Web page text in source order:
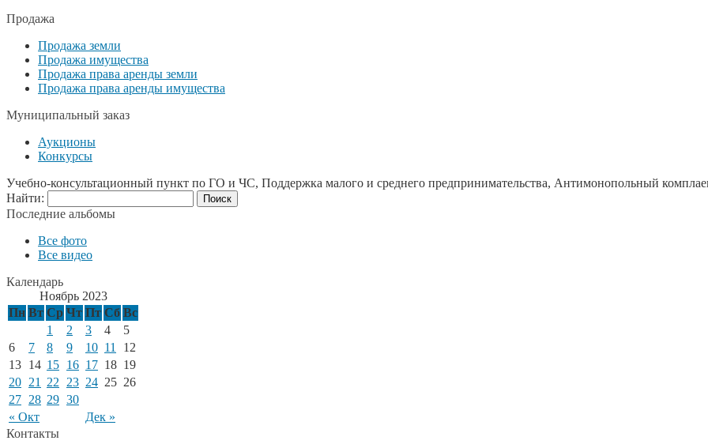
Продажа
Продажа земли
Продажа имущества
Продажа права аренды земли
Продажа права аренды имущества
Муниципальный заказ
Аукционы
Конкурсы
Учебно-консультационный пункт по ГО и ЧС, Поддержка малого и среднего предпринимательства, Антимонопольный
Найти:
Последние альбомы
Все фото
Все видео
Календарь
Ноябрь 2023
Пн Вт Ср Чт Пт Сб Вс
« Окт Дек »
1 2 3 4
5
6
7 8 9 10 11
12
13 14 15 16 17 18 19
20 21 22 23 24 25 26
27 28 29 30
Контакты